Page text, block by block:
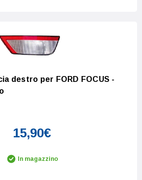
destro per FORD FOCUS -
15,90€
In magazzino